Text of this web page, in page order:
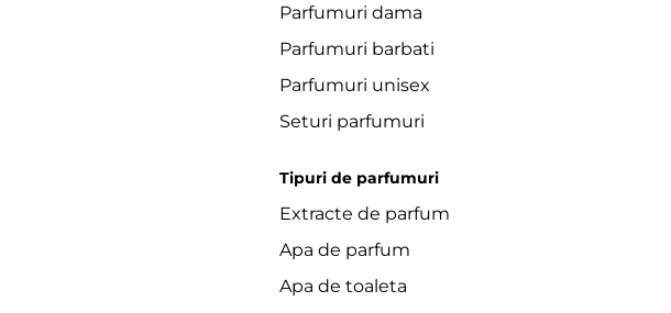
Parfumuri dama
Parfumuri barbati
Parfumuri unisex
Seturi parfumuri
Tipuri de parfumuri
Extracte de parfum
Apa de parfum
Apa de toaleta